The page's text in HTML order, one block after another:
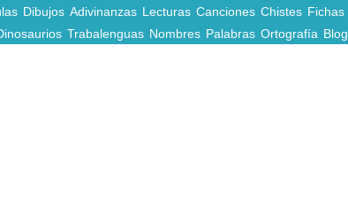
Dibujos Adivinanzas Lecturas Canciones Chistes Fichas
Trabalenguas Nombres Palabras Ortografía Blog